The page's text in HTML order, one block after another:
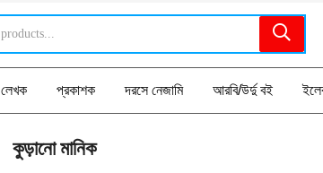
লেখক প্রকাশক দরসে নেজামি আরবি/উর্দু বই
কুড়ানো মানিক